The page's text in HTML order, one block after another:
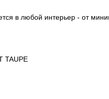
в любой интерьер - от
TAUPE